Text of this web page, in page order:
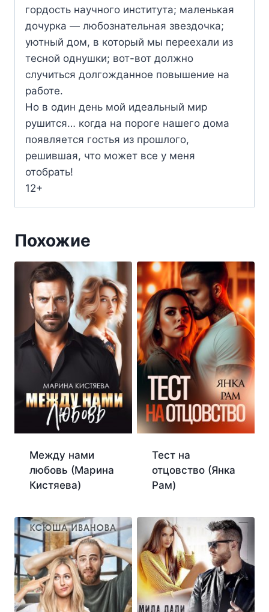
гордость научного института; маленькая
дочурка — любознательная звездочка;
уютный дом, в который мы переехали из
тесной однушки; вот-вот должно
случиться долгожданное повышение на
работе.
Но в один день мой идеальный мир
рушится… когда на пороге нашего дома
появляется гостья из прошлого,
решившая, что может все у меня
отобрать!
12+
Похожие
Между нами
любовь (Марина
Кистяева)
Тест на
отцовство (Янка
Рам)